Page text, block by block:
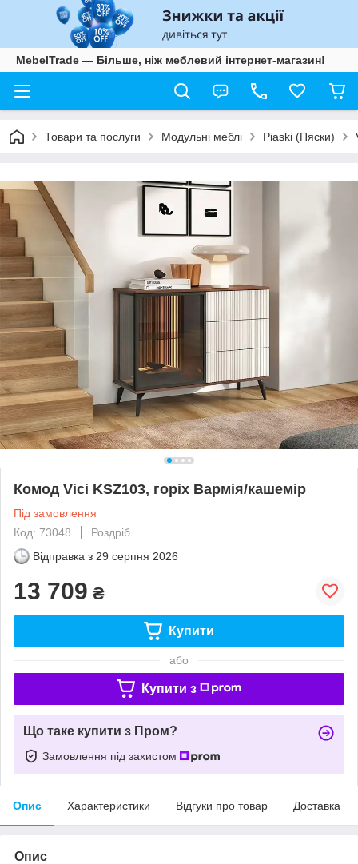
MebelTrade — Більше, ніж меблевий інтернет-магазин!
Товари та послуги Модульні меблі Piaski (Пяски)
Комод Vici KSZ103, горіх Вармія/кашемір
Під замовлення
Код: 73048
Роздріб
Відправка з 29 серпня 2026
13 709 ₴
Купити
або
Купити з
Що таке купити з Пром?
Замовлення під захистом
Опис Характеристики Відгуки про товар Доставка
Опис